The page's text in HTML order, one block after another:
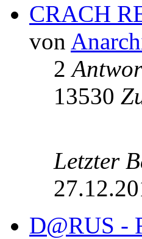
CRACH
von
2
13530
Letzter
D@RUS -